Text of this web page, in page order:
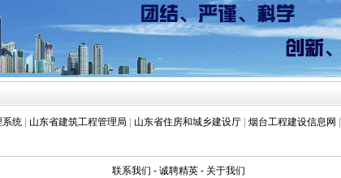
系统 | 山东省建筑工程管理局 | 山东省住房和城乡建设厅 | 烟台工程建设信息网 |
联系我们 - 诚聘精英- 关于我们